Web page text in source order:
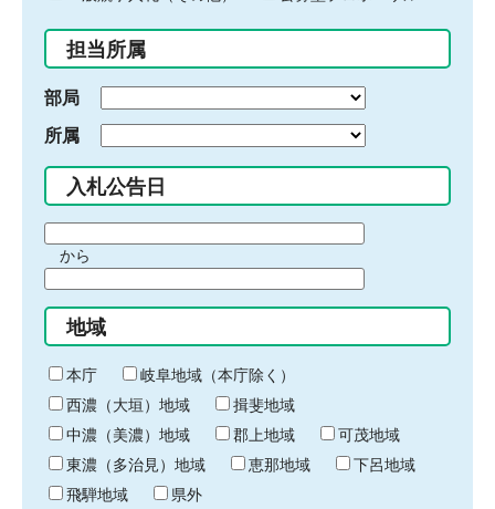
入
力
担当所属
部局
所属
入札公告日
間
始
り
から
間
終
わ
り
地域
本庁
岐阜地域（本庁除く）
西濃（大垣）地域
揖斐地域
中濃（美濃）地域
郡上地域
可茂地域
東濃（多治見）地域
恵那地域
下呂地域
飛騨地域
県外